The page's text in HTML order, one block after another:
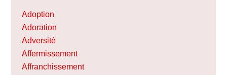
Adoption
Adoration
Adversité
Affermissement
Affranchissement